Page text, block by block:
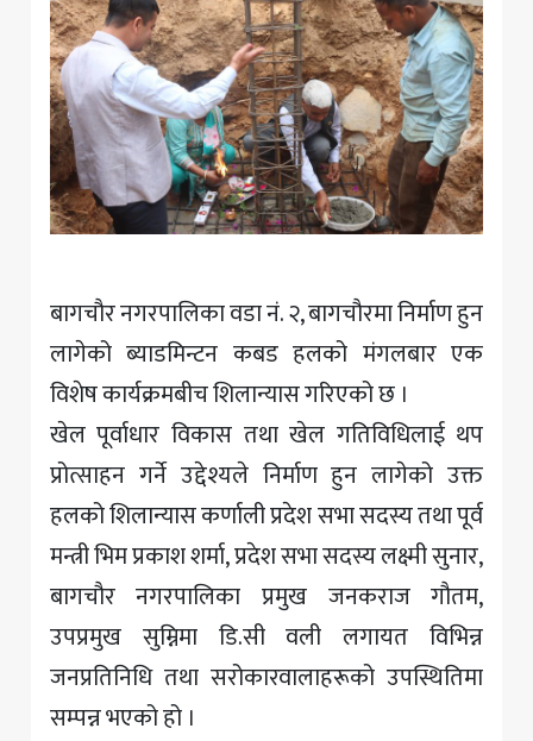
बागचौर नगरपालिका वडा नं. २, बागचौरमा निर्माण हुन
लागेको ब्याडमिन्टन कबड हलको मंगलबार एक
विशेष कार्यक्रमबीच शिलान्यास गरिएको छ ।
खेल पूर्वाधार विकास तथा खेल गतिविधिलाई थप
प्रोत्साहन गर्ने उद्देश्यले निर्माण हुन लागेको उक्त
हलको शिलान्यास कर्णाली प्रदेश सभा सदस्य तथा पूर्व
मन्त्री भिम प्रकाश शर्मा, प्रदेश सभा सदस्य लक्ष्मी सुनार,
बागचौर नगरपालिका प्रमुख जनकराज गौतम,
उपप्रमुख सुम्निमा डि.सी वली लगायत विभिन्न
जनप्रतिनिधि तथा सरोकारवालाहरूको उपस्थितिमा
सम्पन्न भएको हो ।